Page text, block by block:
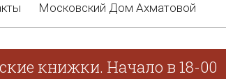
Московский Дом Ахматовой
книжки. Начало в 18-00